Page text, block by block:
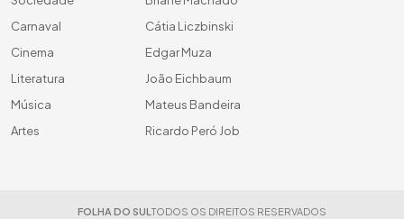
Carnaval
Cinema
Literatura
Música
Artes
Cátia Liczbinski
Edgar Muza
João Eichbaum
Mateus Bandeira
Ricardo Peró Job
FOLHA DO SUL TODOS OS DIREITOS RESERVADOS